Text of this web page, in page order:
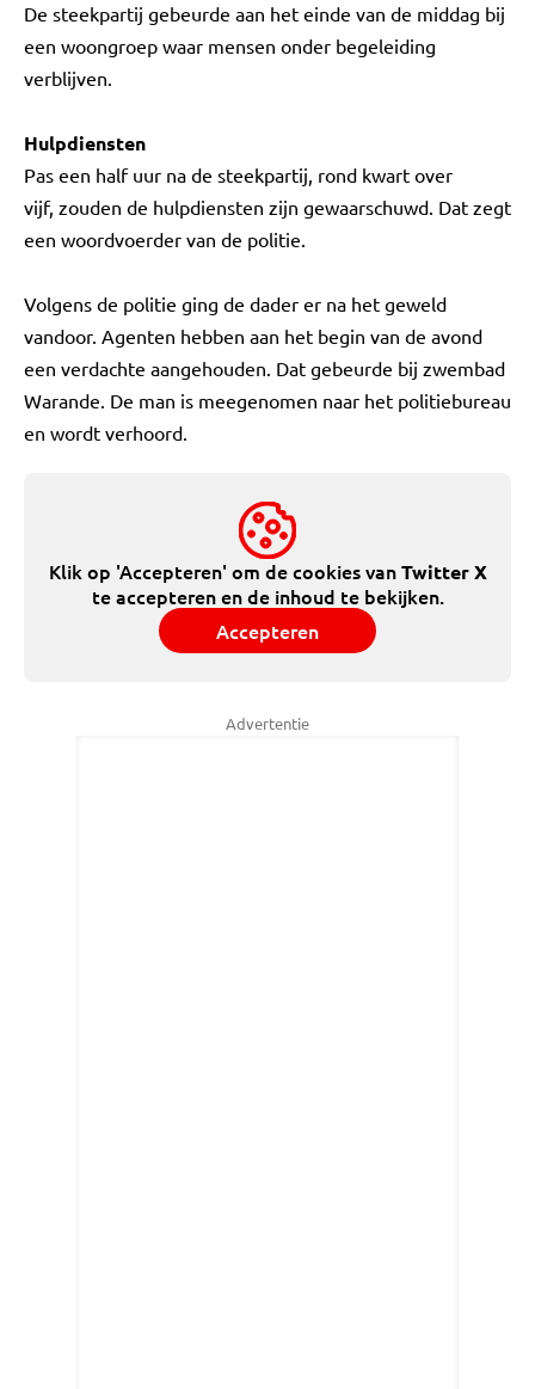
De steekpartij gebeurde aan het einde van de middag bij
een woongroep waar mensen onder begeleiding
verblijven.
Hulpdiensten
Pas een half uur na de steekpartij, rond kwart over
vijf, zouden de hulpdiensten zijn gewaarschuwd. Dat zegt
een woordvoerder van de politie.
Volgens de politie ging de dader er na het geweld
vandoor. Agenten hebben aan het begin van de avond
een verdachte aangehouden. Dat gebeurde bij zwembad
Warande. De man is meegenomen naar het politiebureau
en wordt verhoord.
Klik op 'Accepteren' om de cookies vanTwitter X
te accepteren en de inhoud te bekijken.
Accepteren
Advertentie